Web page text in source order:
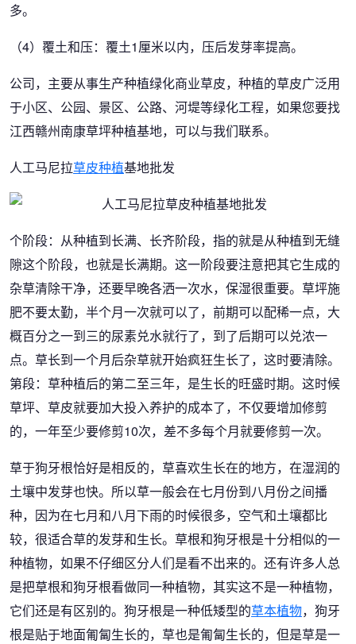
多。
（4）覆土和压：覆土1厘米以内，压后发芽率提高。
公司，主要从事生产种植绿化商业草皮，种植的草皮广泛用
于小区、公园、景区、公路、河堤等绿化工程，如果您要找
江西赣州南康草坪种植基地，可以与我们联系。
人工马尼拉草皮种植基地批发
个阶段：从种植到长满、长齐阶段，指的就是从种植到无缝
隙这个阶段，也就是长满期。这一阶段要注意把其它生成的
杂草清除干净，还要早晚各洒一次水，保湿很重要。草坪施
肥不要太勤，半个月一次就可以了，前期可以配稀一点，大
概百分之一到三的尿素兑水就行了，到了后期可以兑浓一
点。草长到一个月后杂草就开始疯狂生长了，这时要清除。
第段：草种植后的第二至三年，是生长的旺盛时期。这时候
草坪、草皮就要加大投入养护的成本了，不仅要增加修剪
的，一年至少要修剪10次，差不多每个月就要修剪一次。
草于狗牙根恰好是相反的，草喜欢生长在的地方，在湿润的
土壤中发芽也快。所以草一般会在七月份到八月份之间播
种，因为在七月和八月下雨的时候很多，空气和土壤都比
较，很适合草的发芽和生长。草根和狗牙根是十分相似的一
种植物，如果不仔细区分人们是看不出来的。还有许多人总
是把草根和狗牙根看做同一种植物，其实这不是一种植物，
它们还是有区别的。狗牙根是一种低矮型的草本植物，狗牙
根是贴于地面匍匐生长的，草也是匍匐生长的，但是草是一